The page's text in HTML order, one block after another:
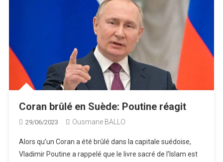
Coran brûlé en Suède: Poutine réagit
29/06/2023 Ousmane BALLO
Alors qu’un Coran a été brûlé dans la capitale suédoise,
Vladimir Poutine a rappelé que le livre sacré de l’Islam est